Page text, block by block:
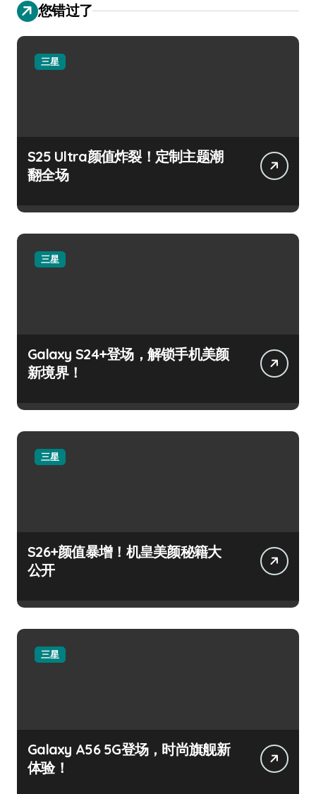
您错过了
三星
S25 Ultra颜值炸裂！定制主题潮
翻全场
三星
Galaxy S24+登场，解锁手机美颜
新境界！
三星
S26+颜值暴增！机皇美颜秘籍大
公开
三星
Galaxy A56 5G登场，时尚旗舰新
体验！